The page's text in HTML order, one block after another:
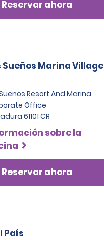
Reservar ahora
Sueños Marina Village
Resort And Marina
Office
61101 CR
sobre la
Reservar ahora
País